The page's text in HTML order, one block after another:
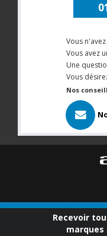
Vous
Vous avez
Une
Vous
Nos
Recevoir